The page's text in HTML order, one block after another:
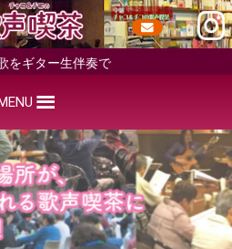
をギター生伴奏で